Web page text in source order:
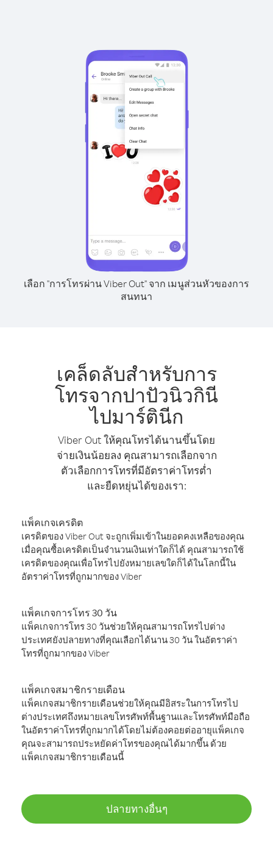
เลือก "การโทรผ่าน Viber Out" จาก เมนูส่วนหัวของการ
สนทนา
เคล็ดลับสำหรับการ
โทรจากปาปัวนิวกินี
ไปมาร์ตินีก
Viber Out ให้คุณโทรได้นานขึ้นโดย
จ่ายเงินน้อยลง คุณสามารถเลือกจาก
ตัวเลือกการโทรที่มีอัตราค่าโทรต่ำ
และยืดหยุ่นได้ของเรา:
แพ็คเกจเครดิต
เครดิตของ Viber Out จะถูกเพิ่มเข้าในยอดคงเหลือของคุณ
เมื่อคุณซื้อเครดิตเป็นจำนวนเงินเท่าใดก็ได้ คุณสามารถใช้
เครดิตของคุณเพื่อโทรไปยังหมายเลขใดก็ได้ในโลกนี้ใน
อัตราค่าโทรที่ถูกมากของ Viber
แพ็คเกจการโทร 30 วัน
แพ็คเกจการโทร 30 วันช่วยให้คุณสามารถโทรไปต่าง
ประเทศยังปลายทางที่คุณเลือกได้นาน 30 วัน ในอัตราค่า
โทรที่ถูกมากของ Viber
แพ็คเกจสมาชิกรายเดือน
แพ็คเกจสมาชิกรายเดือนช่วยให้คุณมีอิสระในการโทรไป
ต่างประเทศถึงหมายเลขโทรศัพท์พื้นฐานและโทรศัพท์มือถือ
ในอัตราค่าโทรที่ถูกมากได้โดยไม่ต้องคอยต่ออายุแพ็คเกจ
คุณจะสามารถประหยัดค่าโทรของคุณได้มากขึ้น ด้วย
แพ็คเกจสมาชิกรายเดือนนี้
ปลายทางอื่นๆ